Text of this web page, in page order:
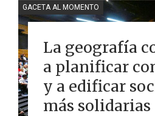
GACETA AL MOMENTO
La geografía
a planificar
y a edificar
más solidarias